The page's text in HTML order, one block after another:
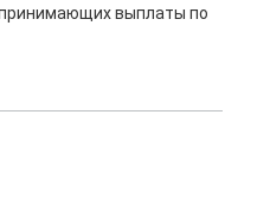
принимающих выплаты по